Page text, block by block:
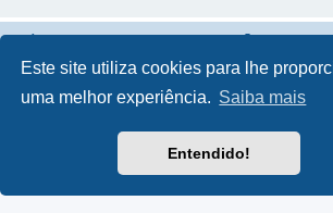
Este site utiliza cookies para lhe
uma melhor experiência. Saiba mais
Entendido!
phpBB
® Forum Software ©
Traduzido por:
phpBB Portugal